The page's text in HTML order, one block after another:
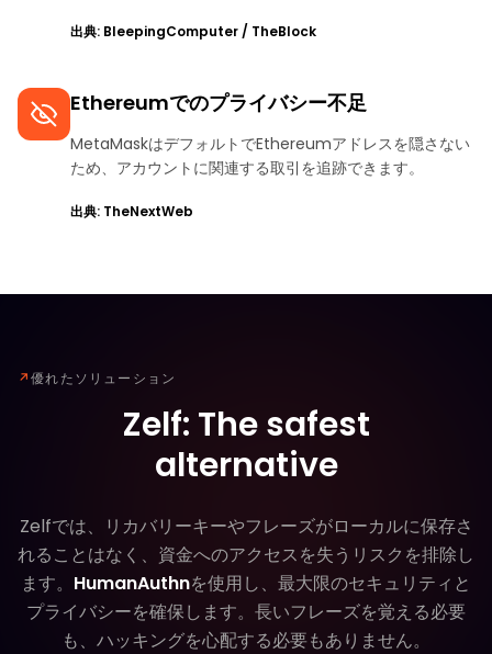
出典: BleepingComputer / TheBlock
Ethereumでのプライバシー不足
MetaMaskはデフォルトでEthereumアドレスを隠さない
ため、アカウントに関連する取引を追跡できます。
出典: TheNextWeb
↗優れたソリューション
Zelf: The safest
alternative
Zelfでは、リカバリーキーやフレーズがローカルに保存さ
れることはなく、資金へのアクセスを失うリスクを排除し
ます。 HumanAuthnを使用し、最大限のセキュリティと
プライバシーを確保します。長いフレーズを覚える必要
も、ハッキングを心配する必要もありません。
HumanAuthnによる優れたセキュリテ